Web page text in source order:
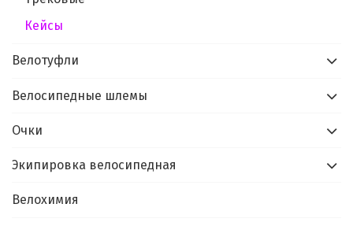
Кейсы
Велотуфли
Велосипедные шлемы
Очки
Экипировка велосипедная
Велохимия